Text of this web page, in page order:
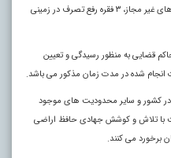
محاکم قضایی مبنی بر جمع آوری ساخت و سازهای غیر مجاز، ۳ فقره رفع تصرف در زمینی
محاکم قضایی به منظور رسیدگی و تعیین
انجام شده در مدت زمان مذکور می باشد.
در کشور و سایر محدودیت های موجود
با تلاش و کوشش جهادی حافظ اراضی
برخورد می کنند.